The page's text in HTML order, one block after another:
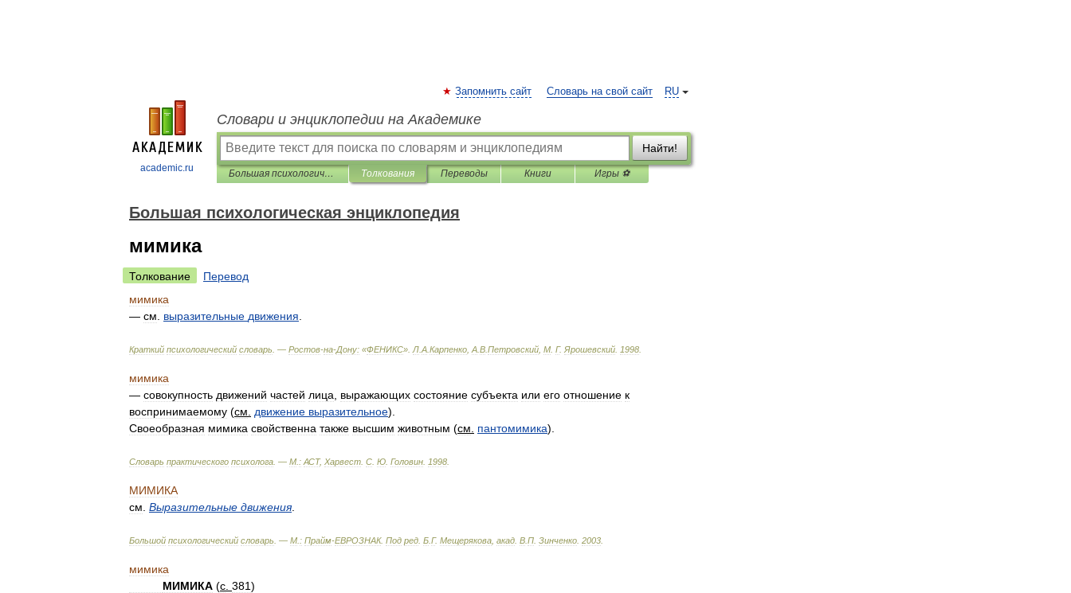
academic.ru
RU
Запомнить сайт Словарь на свой сайт
Словари и энциклопедии на Академике
Найти!
Большая психологическая энциклопедия Толкования Переводы Книги Игры ⚽
Большая психологическая энциклопедия
мимика
Толкование
Перевод
мимика
— см выразительные движения
Краткий психологический словарь . — Ростов-на-Дону: «ФЕНИКС» Л А Карпенко А В Петровский М Г. Ярошевский 1998
мимика
— совокупность движений частей лица выражающих состояние субъекта или его отношение к
воспринимаемому (см движение выразительное).
Своеобразная мимика свойственна также высшим животным (см пантомимика).
Словарь практического психолога . — М : АСТ, Харвест С Ю Головин 1998
МИМИКА
см Выразительные движения.
Большой психологический словарь . — М : Прайм-ЕВРОЗНАК. Под ред Б Г. Мещерякова акад В П Зинченко 2003
мимика
МИМИКА (с 381)